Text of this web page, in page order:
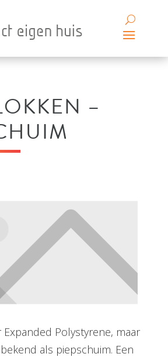
–
Expanded Polystyrene, maar
als piepschuim. Een